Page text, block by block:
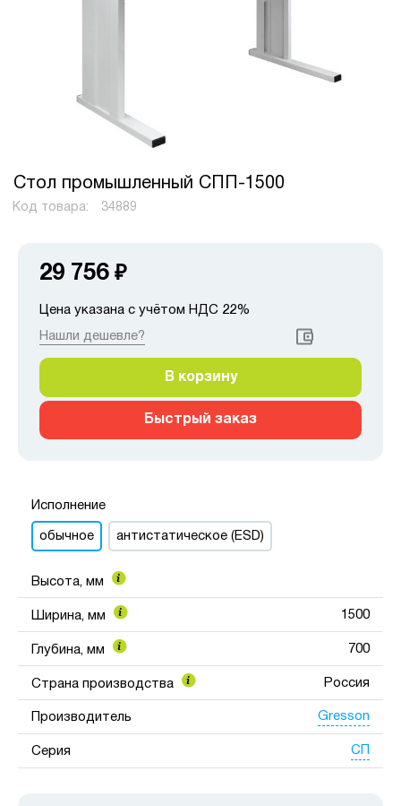
Стол промышленный СПП-1500
Код товара: 34889
29 756 ₽
Цена указана с учётом НДС 22%
Нашли дешевле?
В корзину
Быстрый заказ
Исполнение
обычное антистатическое (ESD)
Высота, мм
Ширина, мм 1500
Глубина, мм 700
Страна производства Россия
Производитель Gresson
Серия СП